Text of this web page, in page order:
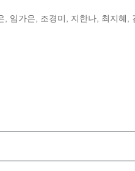
임가은, 조경미, 지한나, 최지혜,